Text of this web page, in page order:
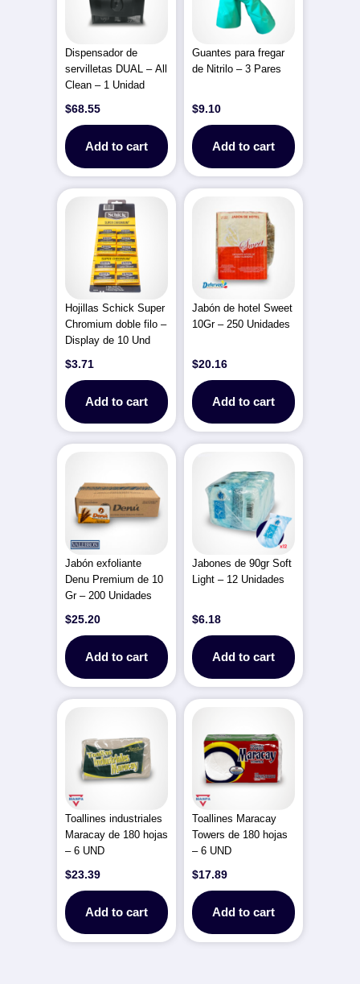
Dispensador de
servilletas DUAL – All
Clean – 1 Unidad
$68.55
Add to cart
Guantes para fregar
de Nitrilo – 3 Pares
$9.10
Add to cart
Hojillas Schick Super
Chromium doble filo –
Display de 10 Und
$3.71
Add to cart
Jabón de hotel Sweet
10Gr – 250 Unidades
$20.16
Add to cart
Jabón exfoliante
Denu Premium de 10
Gr – 200 Unidades
$25.20
Add to cart
Jabones de 90gr Soft
Light – 12 Unidades
$6.18
Add to cart
Toallines industriales
Maracay de 180 hojas
– 6 UND
$23.39
Add to cart
Toallines Maracay
Towers de 180 hojas
– 6 UND
$17.89
Add to cart